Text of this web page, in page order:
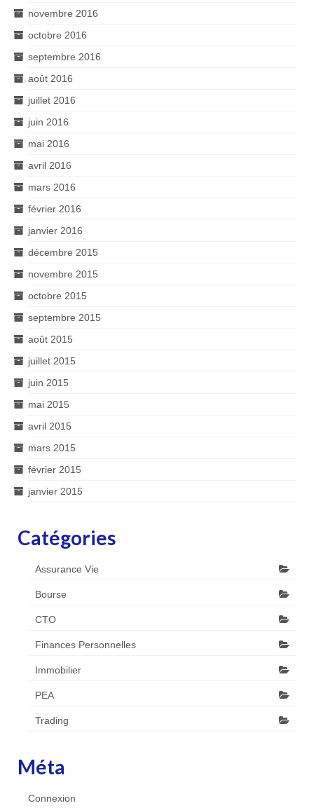
novembre 2016
octobre 2016
septembre 2016
août 2016
juillet 2016
juin 2016
mai 2016
avril 2016
mars 2016
février 2016
janvier 2016
décembre 2015
novembre 2015
octobre 2015
septembre 2015
août 2015
juillet 2015
juin 2015
mai 2015
avril 2015
mars 2015
février 2015
janvier 2015
Catégories
Assurance Vie
Bourse
CTO
Finances Personnelles
Immobilier
PEA
Trading
Méta
Connexion